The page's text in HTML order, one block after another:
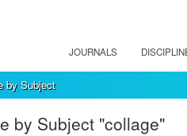
JOURNALS
by Subject
by Subject "collage"